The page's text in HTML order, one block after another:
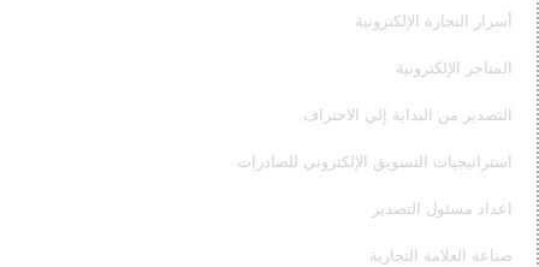
أسرار التجارة الإلكترونية
المتاجر الإلكترونية
التصدير من البداية إلي الاحتراف
استراتيجيات التسويق الإلكتروني للصادرات
اعداد مسئول التصدير
صناعة العلامة التجارية